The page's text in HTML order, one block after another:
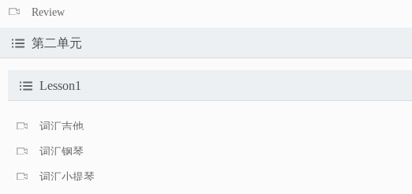
Review
第二单元
Lesson1
词汇吉他
词汇钢琴
词汇小提琴